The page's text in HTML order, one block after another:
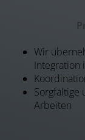
Wir
Integration
Sorgfältige
Arbeiten